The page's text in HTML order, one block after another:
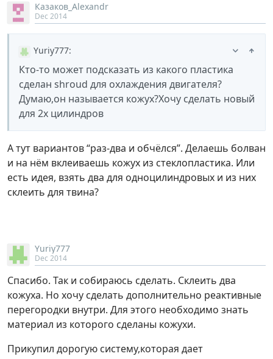
Казаков_Alexandr
Dec 2014
Yuriy777:
Кто-то может подсказать из какого пластика
сделан shroud для охлаждения двигателя?
Думаю,он называется кожух?Хочу сделать новый
для 2х цилиндров
А тут вариантов “раз-два и обчёлся”. Делаешь болван
и на нём вклеиваешь кожух из стеклопластика. Или
есть идея, взять два для одноцилиндровых и из них
склеить для твина?
Yuriy777
Dec 2014
Спасибо. Так и собираюсь сделать. Склеить два
кожуха. Но хочу сделать дополнительно реактивные
перегородки внутри. Для этого необходимо знать
материал из которого сделаны кожухи.
Прикупил дорогую систему,которая дает